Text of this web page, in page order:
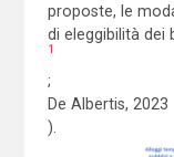
proposte, le
di eleggibilità dei
1
;
De Albertis, 2023
).